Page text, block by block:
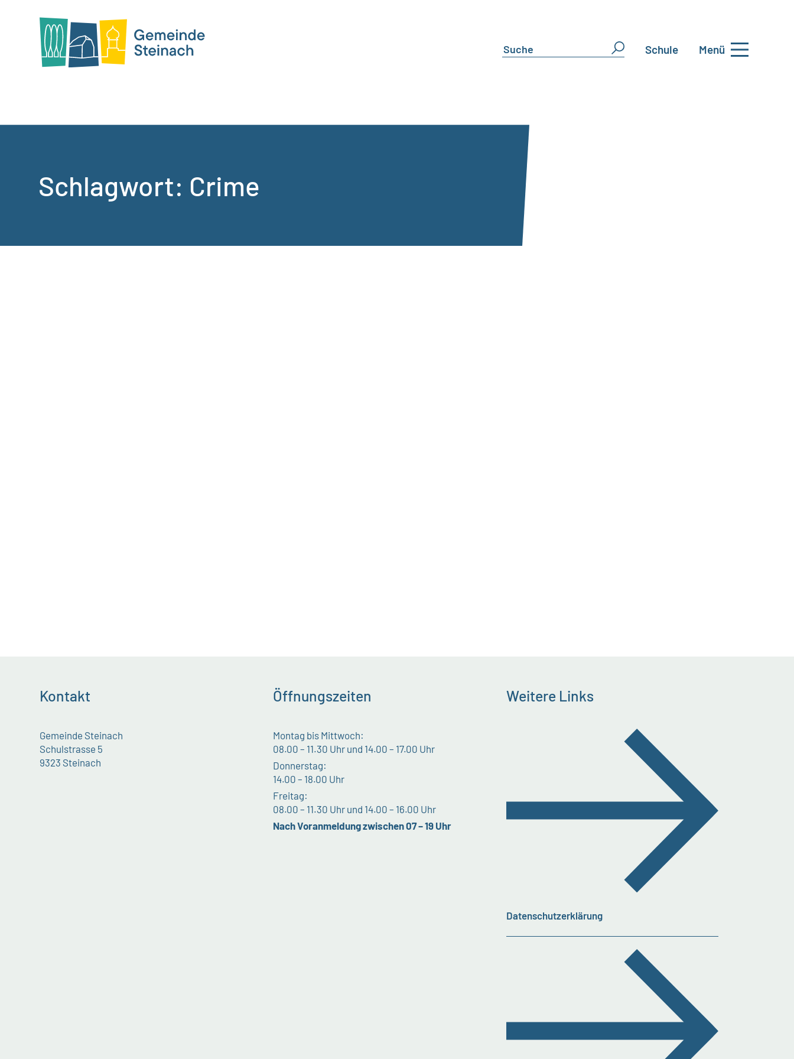
Schule Menü
Schlagwort: Crime
Kontakt
Gemeinde Steinach
Schulstrasse 5
9323 Steinach
Öffnungszeiten
Montag bis Mittwoch:
08.00 – 11.30 Uhr und 14.00 – 17.00 Uhr
Donnerstag:
14.00 – 18.00 Uhr
Freitag:
08.00 – 11.30 Uhr und 14.00 – 16.00 Uhr
Nach Voranmeldung zwischen 07 – 19 Uhr
Weitere Links
Datenschutzerklärung